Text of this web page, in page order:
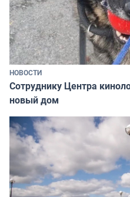
НОВОСТИ
Сотруднику Центра
новый дом